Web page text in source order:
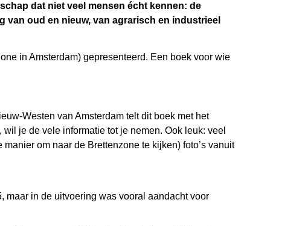
dat niet veel mensen écht kennen: de
van oud en nieuw, van agrarisch en industrieel
in Amsterdam) gepresenteerd. Een boek voor wie
Westen van Amsterdam telt dit boek met het
je de vele informatie tot je nemen. Ook leuk: veel
om naar de Brettenzone te kijken) foto’s vanuit
maar in de uitvoering was vooral aandacht voor